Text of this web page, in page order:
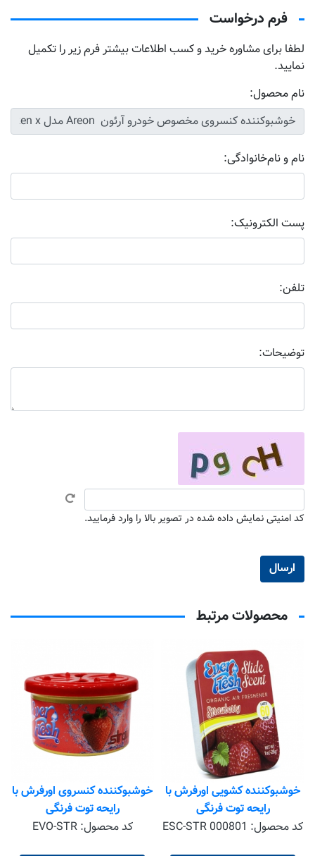
فرم درخواست
لطفا برای مشاوره خرید و کسب اطلاعات بیشتر فرم زیر را تکمیل
نمایید.
نام محصول:
نام و نام‌خانوادگی:
پست الکترونیک:
تلفن:
توضیحات:
کد امنیتی نمایش داده شده در تصویر بالا را وارد فرمایید.
محصولات مرتبط
خوشبوکننده کشویی اورفرش با
رایحه توت فرنگی
کد محصول: ESC-STR 000801
خوشبوکننده کنسروی اورفرش با
رایحه توت فرنگی
کد محصول:EVO-STR